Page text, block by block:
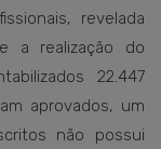
revelada
a realização do
22.447
aprovados, um
não possui